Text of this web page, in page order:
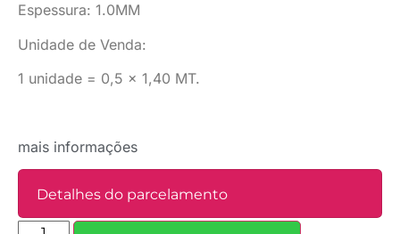
Espessura: 1.0MM
Unidade de Venda:
1 unidade = 0,5 x 1,40 MT.
mais informações
Detalhes do parcelamento